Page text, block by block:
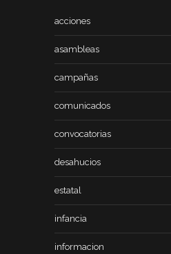
acciones
asambleas
campañas
comunicados
convocatorias
desahucios
estatal
infancia
informacion